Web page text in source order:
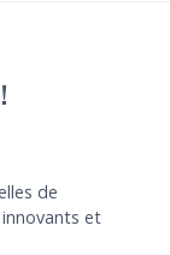
de
innovants et